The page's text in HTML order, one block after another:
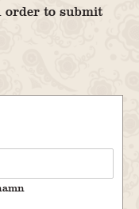
order to submit